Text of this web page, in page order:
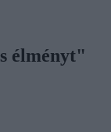
élményt"